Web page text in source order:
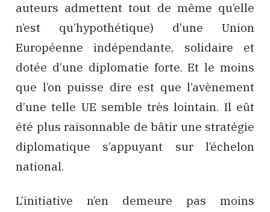
auteurs admettent tout de même qu’elle
n’est qu’hypothétique) d’une Union
Européenne indépendante, solidaire et
dotée d’une diplomatie forte. Et le moins
que l’on puisse dire est que l’avènement
d’une telle UE semble très lointain. Il eût
été plus raisonnable de bâtir une stratégie
diplomatique s’appuyant sur l’échelon
national.
L’initiative n’en demeure pas moins